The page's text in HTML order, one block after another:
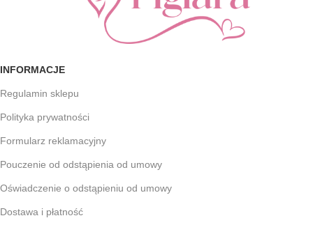
INFORMACJE
Regulamin sklepu
Polityka prywatności
Formularz reklamacyjny
Pouczenie od odstąpienia od umowy
Oświadczenie o odstąpieniu od umowy
Dostawa i płatność